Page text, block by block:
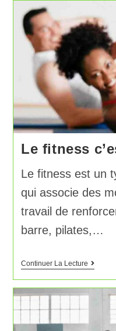
Le fitness
Le fitness est un
qui associe des
travail de
barre, pilates,…
Continuer La Lecture